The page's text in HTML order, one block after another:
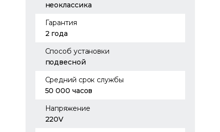
неоклассика
Гарантия
2 года
Способ установки
подвесной
Средний срок службы
50 000 часов
Напряжение
220V